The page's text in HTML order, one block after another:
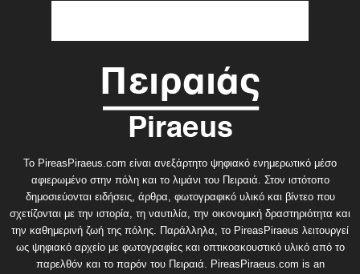
Το PireasPiraeus.com είναι ανεξάρτητο ψηφιακό ενημερωτικό μέσο
αφιερωμένο στην πόλη και το λιμάνι του Πειραιά. Στον ιστότοπο
δημοσιεύονται ειδήσεις, άρθρα, φωτογραφικό υλικό και βίντεο που
σχετίζονται με την ιστορία, τη ναυτιλία, την οικονομική δραστηριότητα και
την καθημερινή ζωή της πόλης. Παράλληλα, το PireasPiraeus λειτουργεί
ως ψηφιακό αρχείο με φωτογραφίες και οπτικοακουστικό υλικό από το
παρελθόν και το παρόν του Πειραιά. PireasPiraeus.com is an